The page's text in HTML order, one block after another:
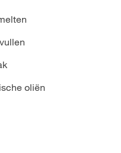
oliën